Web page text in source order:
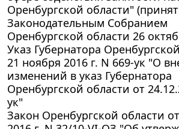
Оренбургской области" (принят
Законодательным Собранием
Оренбургской области 26
Указ Губернатора
21 ноября 2016 г. N 669-ук "О
изменений в указ Губернатора
Оренбургской области от
ук"
Закон Оренбургской области